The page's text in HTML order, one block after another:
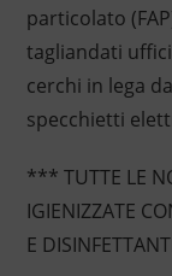
particolato
tagliandati
cerchi in lega
specchietti
*** TUTTE LE
IGIENIZZATE
E